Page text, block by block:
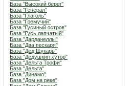
База "Высокий берег"
База "Генерал"
База "Глаголь"
База "Гремучий"
База "Гусиный остров"
База "Гусь лапчатый"
База "Дарданеллы"
База "Два пескаря"
База "Дед Щукарь"
База "Дедушкин хутор"
База "Дельта Трофи"
База "Дельта"
База "Динамо"
База "Дом на реке"